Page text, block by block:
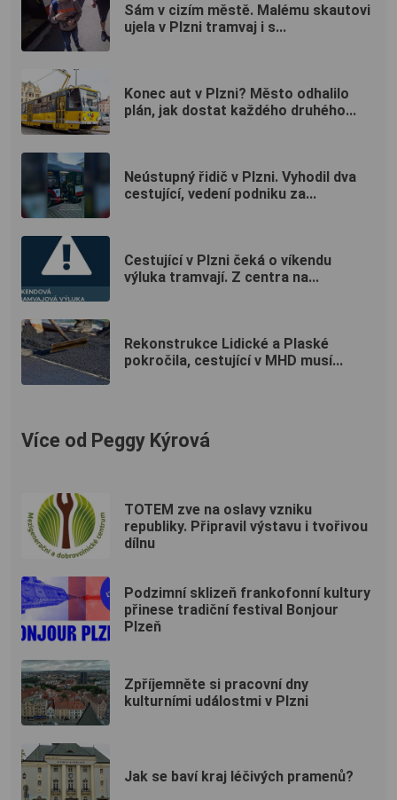
Sám v cizím městě. Malému skautovi
ujela v Plzni tramvaj i s...
Konec aut v Plzni? Město odhalilo
plán, jak dostat každého druhého...
Neústupný řidič v Plzni. Vyhodil dva
cestující, vedení podniku za...
Cestující v Plzni čeká o víkendu
výluka tramvají. Z centra na...
Rekonstrukce Lidické a Plaské
pokročila, cestující v MHD musí...
Více od Peggy Kýrová
TOTEM zve na oslavy vzniku
republiky. Připravil výstavu i tvořivou
dílnu
Podzimní sklizeň frankofonní kultury
přinese tradiční festival Bonjour
Plzeň
Zpříjemněte si pracovní dny
kulturními událostmi v Plzni
Jak se baví kraj léčivých pramenů?